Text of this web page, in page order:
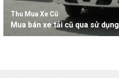
Thu Mua Xe Cũ
Mua bán xe tải cũ qua sử dụng